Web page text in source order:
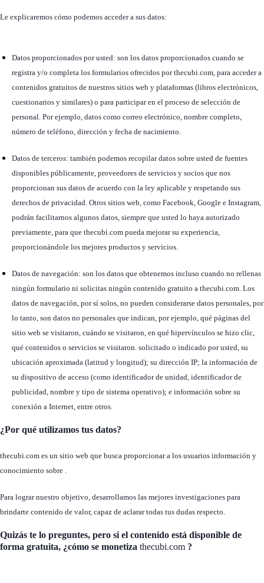
Le explicaremos cómo podemos acceder a sus datos:
Datos proporcionados por usted: son los datos proporcionados cuando se
registra y/o completa los formularios ofrecidos por thecubi.com, para acceder a
contenidos gratuitos de nuestros sitios web y plataformas (libros electrónicos,
cuestionarios y similares) o para participar en el proceso de selección de
personal. Por ejemplo, datos como correo electrónico, nombre completo,
número de teléfono, dirección y fecha de nacimiento.
Datos de terceros: también podemos recopilar datos sobre usted de fuentes
disponibles públicamente, proveedores de servicios y socios que nos
proporcionan sus datos de acuerdo con la ley aplicable y respetando sus
derechos de privacidad. Otros sitios web, como Facebook, Google e Instagram,
podrán facilitarnos algunos datos, siempre que usted lo haya autorizado
previamente, para que thecubi.com pueda mejorar su experiencia,
proporcionándole los mejores productos y servicios.
Datos de navegación: son los datos que obtenemos incluso cuando no rellenas
ningún formulario ni solicitas ningún contenido gratuito a thecubi.com. Los
datos de navegación, por sí solos, no pueden considerarse datos personales, por
lo tanto, son datos no personales que indican, por ejemplo, qué páginas del
sitio web se visitaron, cuándo se visitaron, en qué hipervínculos se hizo clic,
qué contenidos o servicios se visitaron. solicitado o indicado por usted, su
ubicación aproximada (latitud y longitud); su dirección IP; la información de
su dispositivo de acceso (como identificador de unidad, identificador de
publicidad, nombre y tipo de sistema operativo); e información sobre su
conexión a Internet, entre otros.
¿Por qué utilizamos tus datos?
thecubi.com es un sitio web que busca proporcionar a los usuarios información y
conocimiento sobre .
Para lograr nuestro objetivo, desarrollamos las mejores investigaciones para
brindarte contenido de valor, capaz de aclarar todas tus dudas respecto.
Quizás te lo preguntes, pero si el contenido está disponible de
forma gratuita, ¿cómo se monetiza thecubi.com ?